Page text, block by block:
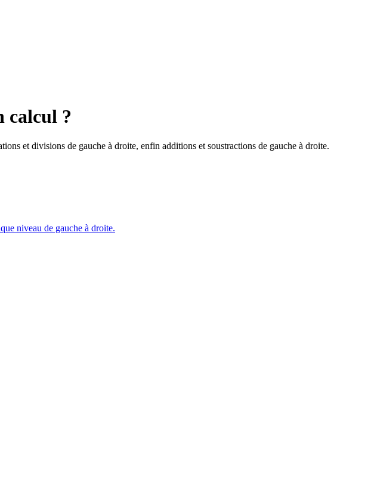
calcul ?
et divisions de gauche à droite, enfin additions et soustractions de gauche à droite.
niveau de gauche à droite.